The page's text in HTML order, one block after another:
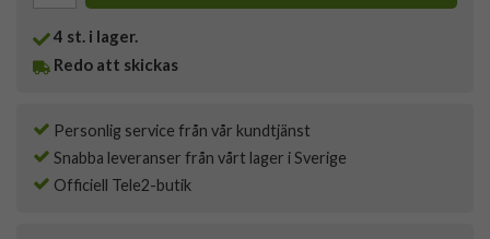
4 st. i lager.
Redo att skickas
Personlig service från vår kundtjänst
Snabba leveranser från vårt lager i Sverige
Officiell Tele2-butik